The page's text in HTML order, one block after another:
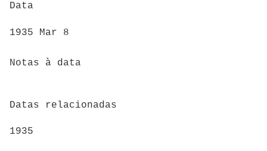
Data
1935 Mar 8
Notas à data
Datas relacionadas
1935